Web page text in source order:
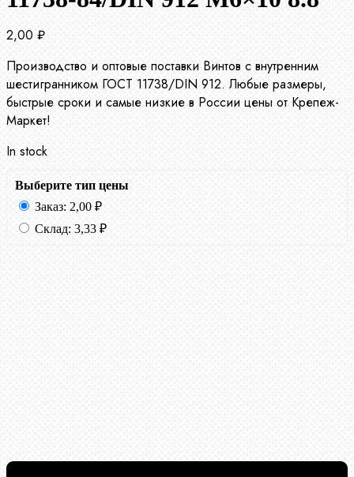
2,00 ₽
Производство и оптовые поставки Винтов с внутренним
шестигранником ГОСТ 11738/DIN 912. Любые размеры,
быстрые сроки и самые низкие в России цены от Крепеж-
Маркет!
In stock
Выберите тип цены
Заказ: 2,00 ₽
Склад: 3,33 ₽